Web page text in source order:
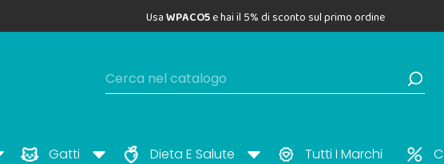
UsaWPACO5e hai il 5% di sconto sul primo ordine
Gatti Dieta E Salute Tutti I Marchi